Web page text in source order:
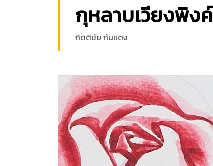
กุหลาบเวียงพิงค์
กิตติชัย กันแตง